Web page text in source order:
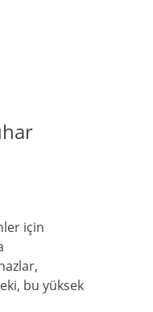
için
bu yüksek